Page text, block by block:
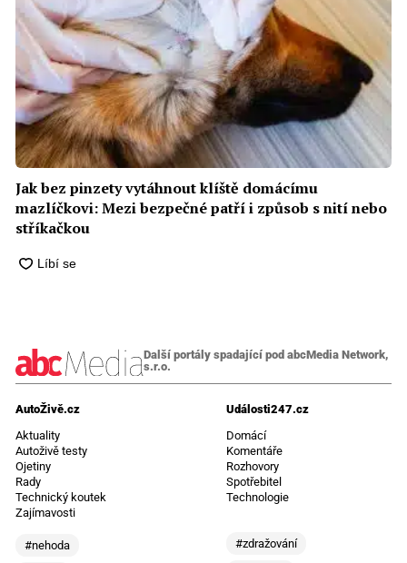
Jak bez pinzety vytáhnout klíště domácímu
mazlíčkovi: Mezi bezpečné patří i způsob s nití nebo
stříkačkou
Další portály spadající pod abcMedia Network,
s.r.o.
AutoŽivě.cz
Aktuality
Autoživě testy
Ojetiny
Rady
Technický koutek
Zajímavosti
#nehoda
Události247.cz
Domácí
Komentáře
Rozhovory
Spotřebitel
Technologie
#zdražování